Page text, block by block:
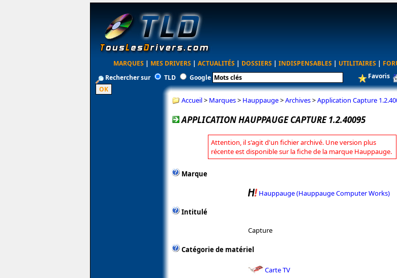
MARQUES | MES DRIVERS | ACTUALITÉS | DOSSIERS | INDISPENSABLES | UTILITAIRES |
Rechercher sur
TLD Google Favoris
Accueil> Marques> Hauppauge>Archives>Application Capture
APPLICATION HAUPPAUGE CAPTURE 1.2.40095
Attention, il s'agit d'un fichier archivé. Une version plus
récente est disponible sur la fiche de la marque Hauppauge.
Marque
Hauppauge (Hauppauge Computer Works)
Intitulé
Capture
Catégorie de matériel
Carte TV